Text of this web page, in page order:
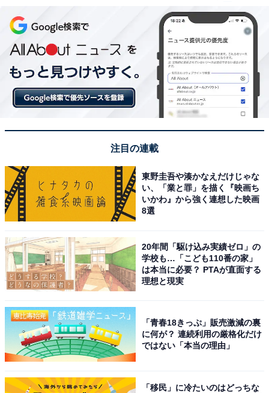
第1位：東京大学（22.3％）
1位は、「東京大学」が獲得。
京都大学と並び、日本のトップ校として圧倒的なブラン
ド力を持つ国立大学です。学問分野でも研究分野でも最
高の環境が整っており、国内トップレベルの研究者が集
まっているため、日々高い水準の講義を受けることがで
な魅力です。
【おすすめ記事】
高校生約11.4万人が選ぶ「大学人気ランキング」 国立2
注目の連載
東野圭吾や湊かなえだけじゃな
い、「業と罪」を描く『映画ち
いかわ』から強く連想した映画
8選
20年間「駆け込み実績ゼロ」の
学校も…「こども110番の家」
は本当に必要？ PTAが直面する
理想と現実
「青春18きっぷ」販売激減の裏
に何が？ 連続利用の厳格化だけ
ではない「本当の理由」
「移民」に冷たいのはどっちな